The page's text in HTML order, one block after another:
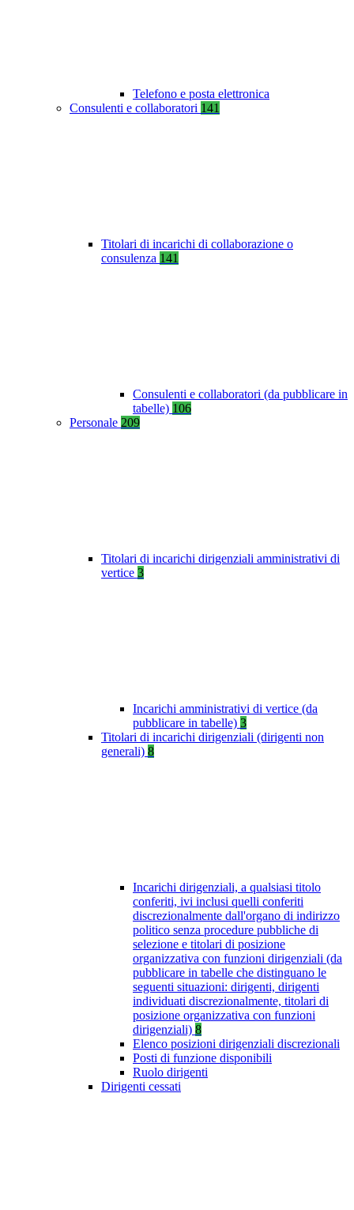
Telefono e posta elettronica
Consulenti e collaboratori 141
Titolari di incarichi di collaborazione o
consulenza 141
Consulenti e collaboratori (da pubblicare in
tabelle) 106
Personale 209
Titolari di incarichi dirigenziali amministrativi di
vertice 3
Incarichi amministrativi di vertice (da
pubblicare in tabelle) 3
Titolari di incarichi dirigenziali (dirigenti non
generali) 8
Incarichi dirigenziali, a qualsiasi titolo
conferiti, ivi inclusi quelli conferiti
discrezionalmente dall'organo di indirizzo
politico senza procedure pubbliche di
selezione e titolari di posizione
organizzativa con funzioni dirigenziali (da
pubblicare in tabelle che distinguano le
seguenti situazioni: dirigenti, dirigenti
individuati discrezionalmente, titolari di
posizione organizzativa con funzioni
dirigenziali) 8
Elenco posizioni dirigenziali discrezionali
Posti di funzione disponibili
Ruolo dirigenti
Dirigenti cessati